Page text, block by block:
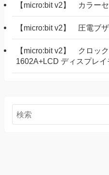
【micro:bit v2】 カラー
【micro:bit v2】 圧電ブ
【micro:bit v2】 クロッ
1602A+LCD ディスプレ